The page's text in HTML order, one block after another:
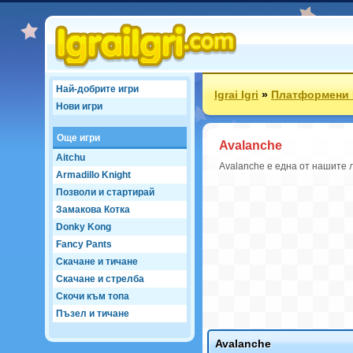
Най-добрите игри
Нови игри
Още игри
Aitchu
Armadillo Knight
Позволи и стартирай
Замакова Котка
Donky Kong
Fancy Pants
Скачане и тичане
Скачане и стрелба
Скочи към топа
Пъзел и тичане
Igrai Igri»Платформени
Avalanche
Avalanche е една от нашите
Avalanche